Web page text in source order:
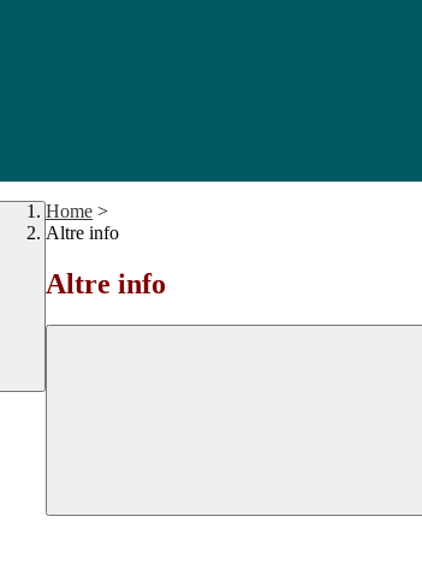
Home >
Altre info
Altre info